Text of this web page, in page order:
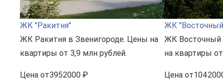
ЖК "Ракитня"
ЖК Ракитня в Звенигороде. Цены на
квартиры от 3,9 млн рублей.
Цена от3952000 ₽
ЖК
ЖК Восточный
на квартиры
Цена от